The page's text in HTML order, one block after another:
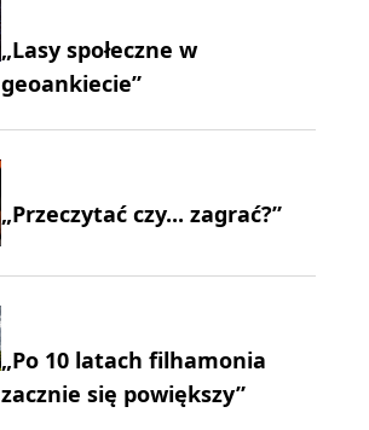
„Lasy społeczne w
geoankiecie”
„Przeczytać czy... zagrać?”
„Po 10 latach filhamonia
zacznie się powiększy”